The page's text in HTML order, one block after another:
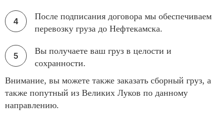
После подписания договора мы обеспечиваем
перевозку груза до Нефтекамска.
Вы получаете ваш груз в целости и
сохранности.
Внимание, вы можете также заказать сборный груз, а
также попутный из Великих Луков по данному
направлению.